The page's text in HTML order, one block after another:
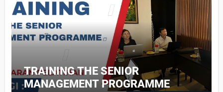
TRAINING THE SENIOR
MANAGEMENT PROGRAMME